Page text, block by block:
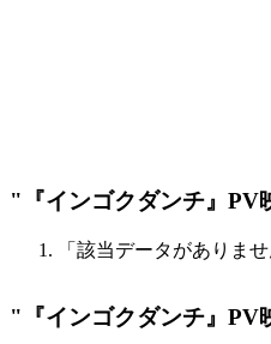
"『インゴクダンチ』PV
「該当データがありませ
"『インゴクダンチ』PV